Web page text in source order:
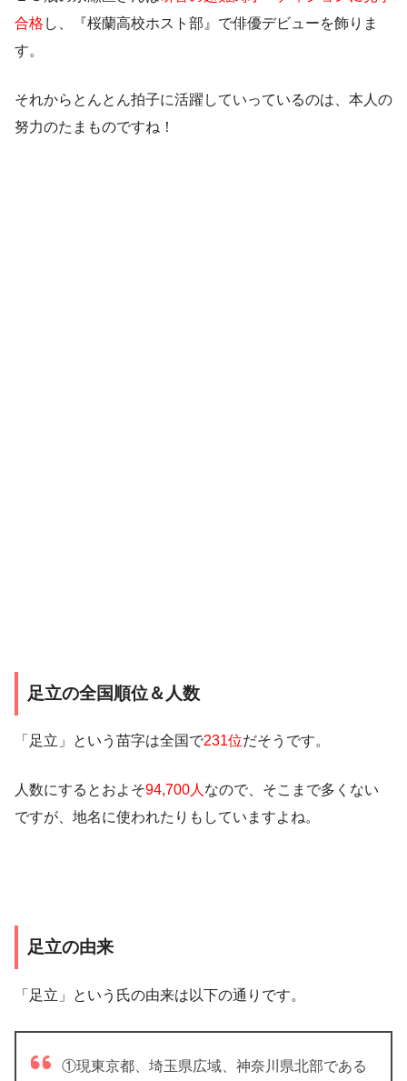
合格 し、『桜蘭高校ホスト部』で俳優デビューを飾りま
す。
それからとんとん拍子に活躍していっているのは、本人の
努力のたまものですね！
足立の全国順位＆人数
「足立」という苗字は全国で231位だそうです。
人数にするとおよそ94,700人 なので、そこまで多くない
ですが、地名に使われたりもしていますよね。
足立の由来
「 足立 」という氏の由来は以下の通りです。
①現東京都、埼玉県広域、神奈川県北部である